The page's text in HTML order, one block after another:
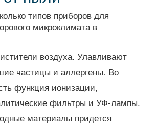
типов приборов для
микроклимата в
воздуха. Улавливают
частицы и аллергены. Во
функция ионизации,
фильтры и УФ-лампы.
материалы придется